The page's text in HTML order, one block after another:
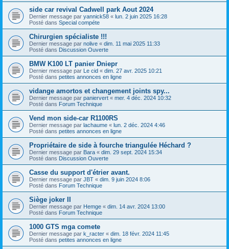
side car revival Cadwell park Aout 2024
Dernier message par yannick58 « lun. 2 juin 2025 16:28
Posté dans Special compéte
Chirurgien spécialiste !!!
Dernier message par nolive « dim. 11 mai 2025 11:33
Posté dans Discussion Ouverte
BMW K100 LT panier Dniepr
Dernier message par Le cid « dim. 27 avr. 2025 10:21
Posté dans petites annonces en ligne
vidange amortos et changement joints spy...
Dernier message par paniervert « mer. 4 déc. 2024 10:32
Posté dans Forum Technique
Vend mon side-car R1100RS
Dernier message par lachaume « lun. 2 déc. 2024 4:46
Posté dans petites annonces en ligne
Propriétaire de side à fourche triangulée Héchard ?
Dernier message par Bara « dim. 29 sept. 2024 15:34
Posté dans Discussion Ouverte
Casse du support d'étrier avant.
Dernier message par JBT « dim. 9 juin 2024 8:06
Posté dans Forum Technique
Siège joker II
Dernier message par Hemge « dim. 14 avr. 2024 13:00
Posté dans Forum Technique
1000 GTS mga comete
Dernier message par k_racter « dim. 18 févr. 2024 11:45
Posté dans petites annonces en ligne